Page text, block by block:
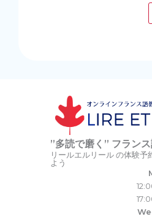
”多読で磨く” フラン
リールエルリール の体験
よう